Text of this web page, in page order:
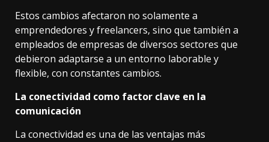
Estos cambios afectaron no solamente a
emprendedores y freelancers, sino que también a
empleados de empresas de diversos sectores que
debieron adaptarse a un entorno laborable y
flexible, con constantes cambios.
La conectividad como factor clave en la
comunicación
La conectividad es una de las ventajas más